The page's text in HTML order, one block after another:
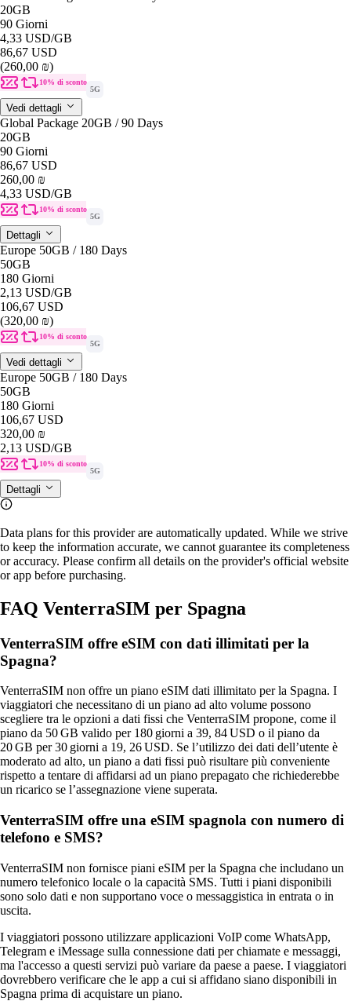
20GB
90 Giorni
4,33 USD/GB
86,67 USD
(260,00 ₪)
10% di sconto
5G
Vedi dettagli
Global Package 20GB / 90 Days
20GB
90 Giorni
86,67 USD
260,00 ₪
4,33 USD/GB
10% di sconto
5G
Dettagli
Europe 50GB / 180 Days
50GB
180 Giorni
2,13 USD/GB
106,67 USD
(320,00 ₪)
10% di sconto
5G
Vedi dettagli
Europe 50GB / 180 Days
50GB
180 Giorni
106,67 USD
320,00 ₪
2,13 USD/GB
10% di sconto
5G
Dettagli
Data plans for this provider are automatically updated. While we strive
to keep the information accurate, we cannot guarantee its completeness
or accuracy. Please confirm all details on the provider's official website
or app before purchasing.
FAQ VenterraSIM per Spagna
VenterraSIM offre eSIM con dati illimitati per la
Spagna?
VenterraSIM non offre un piano eSIM dati illimitato per la Spagna. I
viaggiatori che necessitano di un piano ad alto volume possono
scegliere tra le opzioni a dati fissi che VenterraSIM propone, come il
piano da 50 GB valido per 180 giorni a 39, 84 USD o il piano da
20 GB per 30 giorni a 19, 26 USD. Se l’utilizzo dei dati dell’utente è
moderato ad alto, un piano a dati fissi può risultare più conveniente
rispetto a tentare di affidarsi ad un piano prepagato che richiederebbe
un ricarico se l’assegnazione viene superata.
VenterraSIM offre una eSIM spagnola con numero di
telefono e SMS?
VenterraSIM non fornisce piani eSIM per la Spagna che includano un
numero telefonico locale o la capacità SMS. Tutti i piani disponibili
sono solo dati e non supportano voce o messaggistica in entrata o in
uscita.
I viaggiatori possono utilizzare applicazioni VoIP come WhatsApp,
Telegram e iMessage sulla connessione dati per chiamate e messaggi,
ma l'accesso a questi servizi può variare da paese a paese. I viaggiatori
dovrebbero verificare che le app a cui si affidano siano disponibili in
Spagna prima di acquistare un piano.